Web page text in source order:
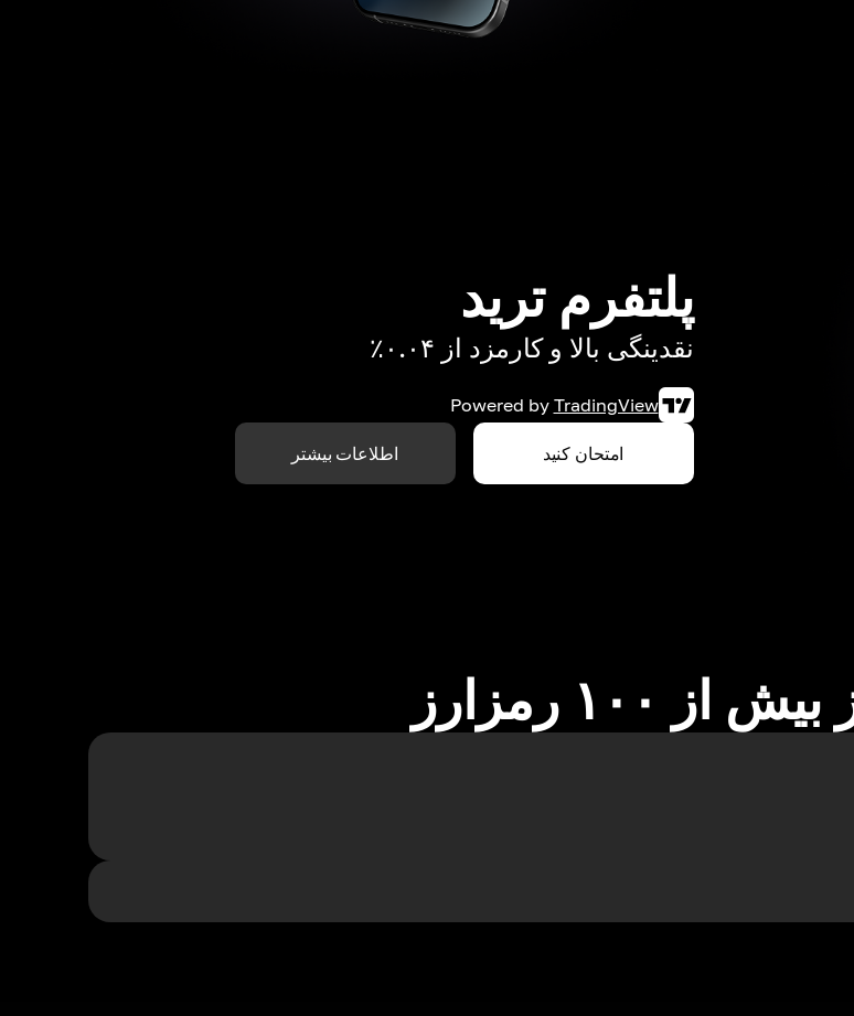
پلتفرم ترید
نقدینگی بالا و کارمزد از ۰.۰۴٪
Powered by TradingView
امتحان کنید اطلاعات بیشتر
۱۰۰ رمزارز